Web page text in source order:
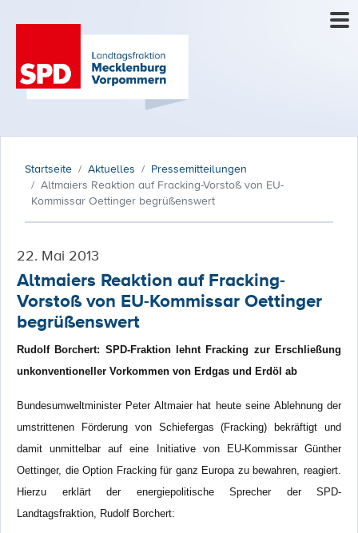
Startseite Aktuelles
Pressemitteilungen
Altmaiers Reaktion auf Fracking-Vorstoß von EU-
Kommissar Oettinger begrüßenswert
22. Mai 2013
Altmaiers Reaktion auf Fracking-
Vorstoß von EU-Kommissar Oettinger
begrüßenswert
Rudolf Borchert: SPD-Fraktion lehnt Fracking zur Erschließung
unkonventioneller Vorkommen von Erdgas und Erdöl ab
Bundesumweltminister Peter Altmaier hat heute seine Ablehnung der
umstrittenen Förderung von Schiefergas (Fracking) bekräftigt und
damit unmittelbar auf eine Initiative von EU-Kommissar Günther
Oettinger, die Option Fracking für ganz Europa zu bewahren, reagiert.
Hierzu erklärt der energiepolitische Sprecher der SPD-
Landtagsfraktion, Rudolf Borchert: